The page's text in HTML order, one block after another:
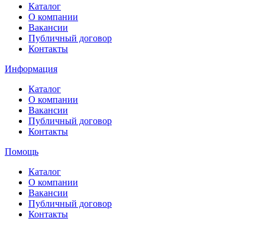
Каталог
О компании
Вакансии
Публичный договор
Контакты
Информация
Каталог
О компании
Вакансии
Публичный договор
Контакты
Помощь
Каталог
О компании
Вакансии
Публичный договор
Контакты